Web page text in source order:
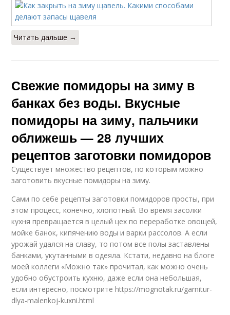
Читать дальше →
Свежие помидоры на зиму в
банках без воды. Вкусные
помидоры на зиму, пальчики
оближешь — 28 лучших
рецептов заготовки помидоров
Существует множество рецептов, по которым можно
заготовить вкусные помидоры на зиму.
Сами по себе рецепты заготовки помидоров просты, при
этом процесс, конечно, хлопотный. Во время засолки
кухня превращается в целый цех по переработке овощей,
мойке банок, кипячению воды и варки рассолов. А если
урожай удался на славу, то потом все полы заставлены
банками, укутанными в одеяла. Кстати, недавно на блоге
моей коллеги «Можно так» прочитал, как можно очень
удобно обустроить кухню, даже если она небольшая,
если интересно, посмотрите https://mognotak.ru/garnitur-
dlya-malenkoj-kuxni.html